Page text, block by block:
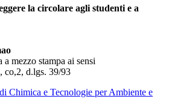
la circolare agli studenti e a
mezzo stampa ai sensi
co,2, d.lgs. 39/93
Chimica e Tecnologie per Ambiente e